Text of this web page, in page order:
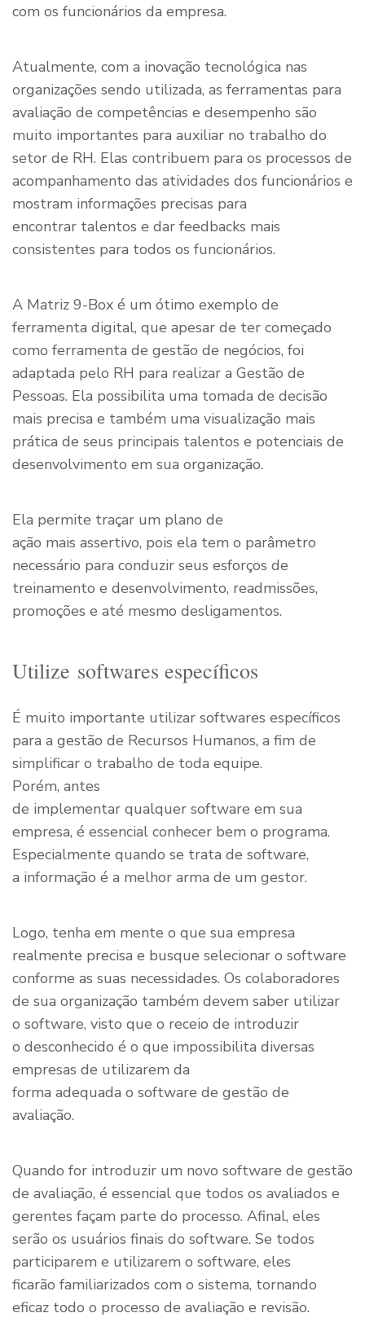
com os funcionários da empresa.
Atualmente, com a inovação tecnológica nas
organizações sendo utilizada, as ferramentas para
avaliação de competências e desempenho são
muito importantes para auxiliar no trabalho do
setor de RH. Elas contribuem para os processos de
acompanhamento das atividades dos funcionários e
mostram informações precisas para
encontrar talentos e dar feedbacks mais
consistentes para todos os funcionários.
A Matriz 9-Box é um ótimo exemplo de
ferramenta digital, que apesar de ter começado
como ferramenta de gestão de negócios, foi
adaptada pelo RH para realizar a Gestão de
Pessoas. Ela possibilita uma tomada de decisão
mais precisa e também uma visualização mais
prática de seus principais talentos e potenciais de
desenvolvimento em sua organização.
Ela permite traçar um plano de
ação mais assertivo, pois ela tem o parâmetro
necessário para conduzir seus esforços de
treinamento e desenvolvimento, readmissões,
promoções e até mesmo desligamentos.
Utilize softwares específicos
É muito importante utilizar softwares específicos
para a gestão de Recursos Humanos, a fim de
simplificar o trabalho de toda equipe.
Porém, antes
de implementar qualquer software em sua
empresa, é essencial conhecer bem o programa.
Especialmente quando se trata de software,
a informação é a melhor arma de um gestor.
Logo, tenha em mente o que sua empresa
realmente precisa e busque selecionar o software
conforme as suas necessidades. Os colaboradores
de sua organização também devem saber utilizar
o software, visto que o receio de introduzir
o desconhecido é o que impossibilita diversas
empresas de utilizarem da
forma adequada o software de gestão de
avaliação.
Quando for introduzir um novo software de gestão
de avaliação, é essencial que todos os avaliados e
gerentes façam parte do processo. Afinal, eles
serão os usuários finais do software. Se todos
participarem e utilizarem o software, eles
ficarão familiarizados com o sistema, tornando
eficaz todo o processo de avaliação e revisão.